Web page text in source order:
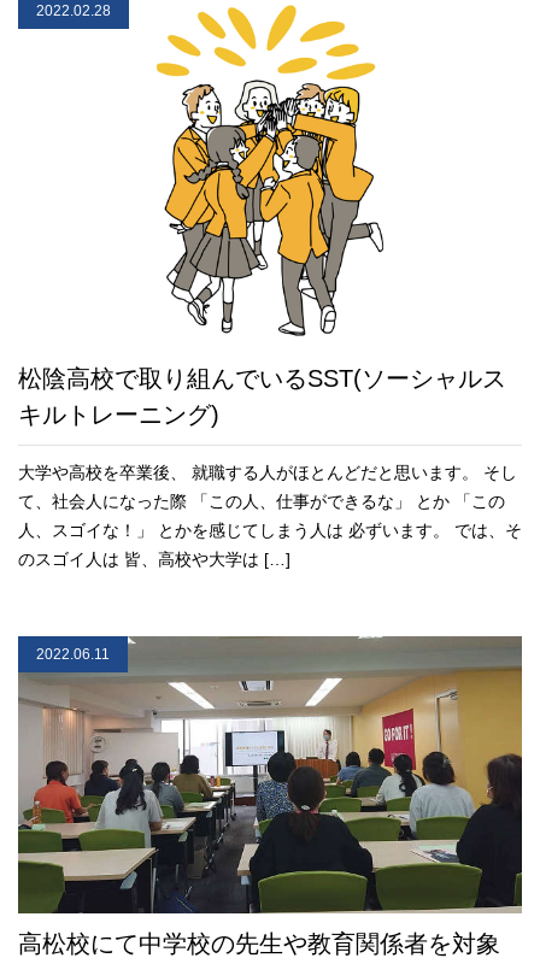
2022.02.28
松陰高校で取り組んでいるSST(ソーシャルス
キルトレーニング)
大学や高校を卒業後、 就職する人がほとんどだと思います。 そし
て、社会人になった際 「この人、仕事ができるな」 とか 「この
人、スゴイな！」 とかを感じてしまう人は 必ずいます。 では、そ
のスゴイ人は 皆、高校や大学は […]
2022.06.11
高松校にて中学校の先生や教育関係者を対象